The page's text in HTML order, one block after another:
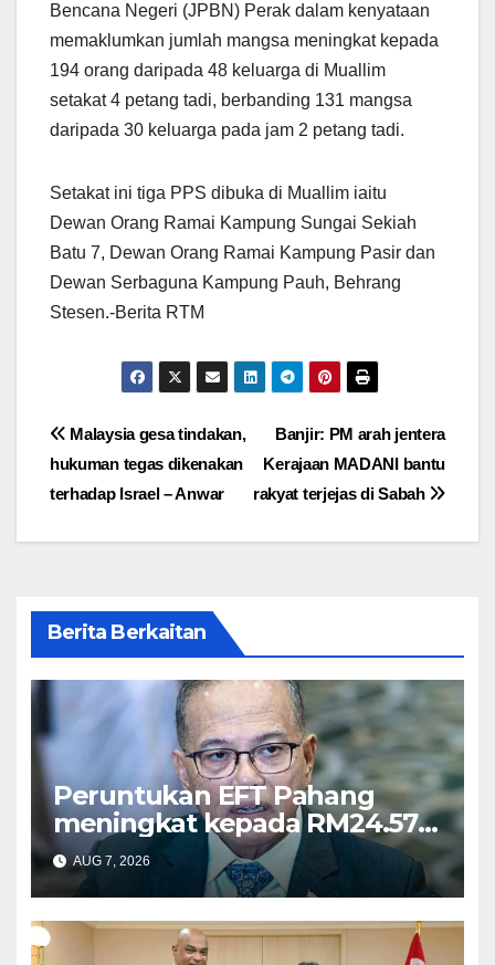
Bencana Negeri (JPBN) Perak dalam kenyataan
memaklumkan jumlah mangsa meningkat kepada
194 orang daripada 48 keluarga di Muallim
setakat 4 petang tadi, berbanding 131 mangsa
daripada 30 keluarga pada jam 2 petang tadi.
Setakat ini tiga PPS dibuka di Muallim iaitu
Dewan Orang Ramai Kampung Sungai Sekiah
Batu 7, Dewan Orang Ramai Kampung Pasir dan
Dewan Serbaguna Kampung Pauh, Behrang
Stesen.-Berita RTM
Post
navigation
Banjir: PM arah jentera
Kerajaan MADANI bantu
rakyat terjejas di Sabah
Malaysia gesa tindakan,
hukuman tegas dikenakan
terhadap Israel – Anwar
Berita Berkaitan
Peruntukan EFT Pahang
meningkat kepada RM24.57
juta tahun ini – Wan Rosdy
AUG 7, 2026